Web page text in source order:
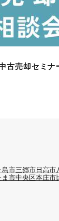
古売却セミナ
島市三郷市日高市
ま市中央区本庄市